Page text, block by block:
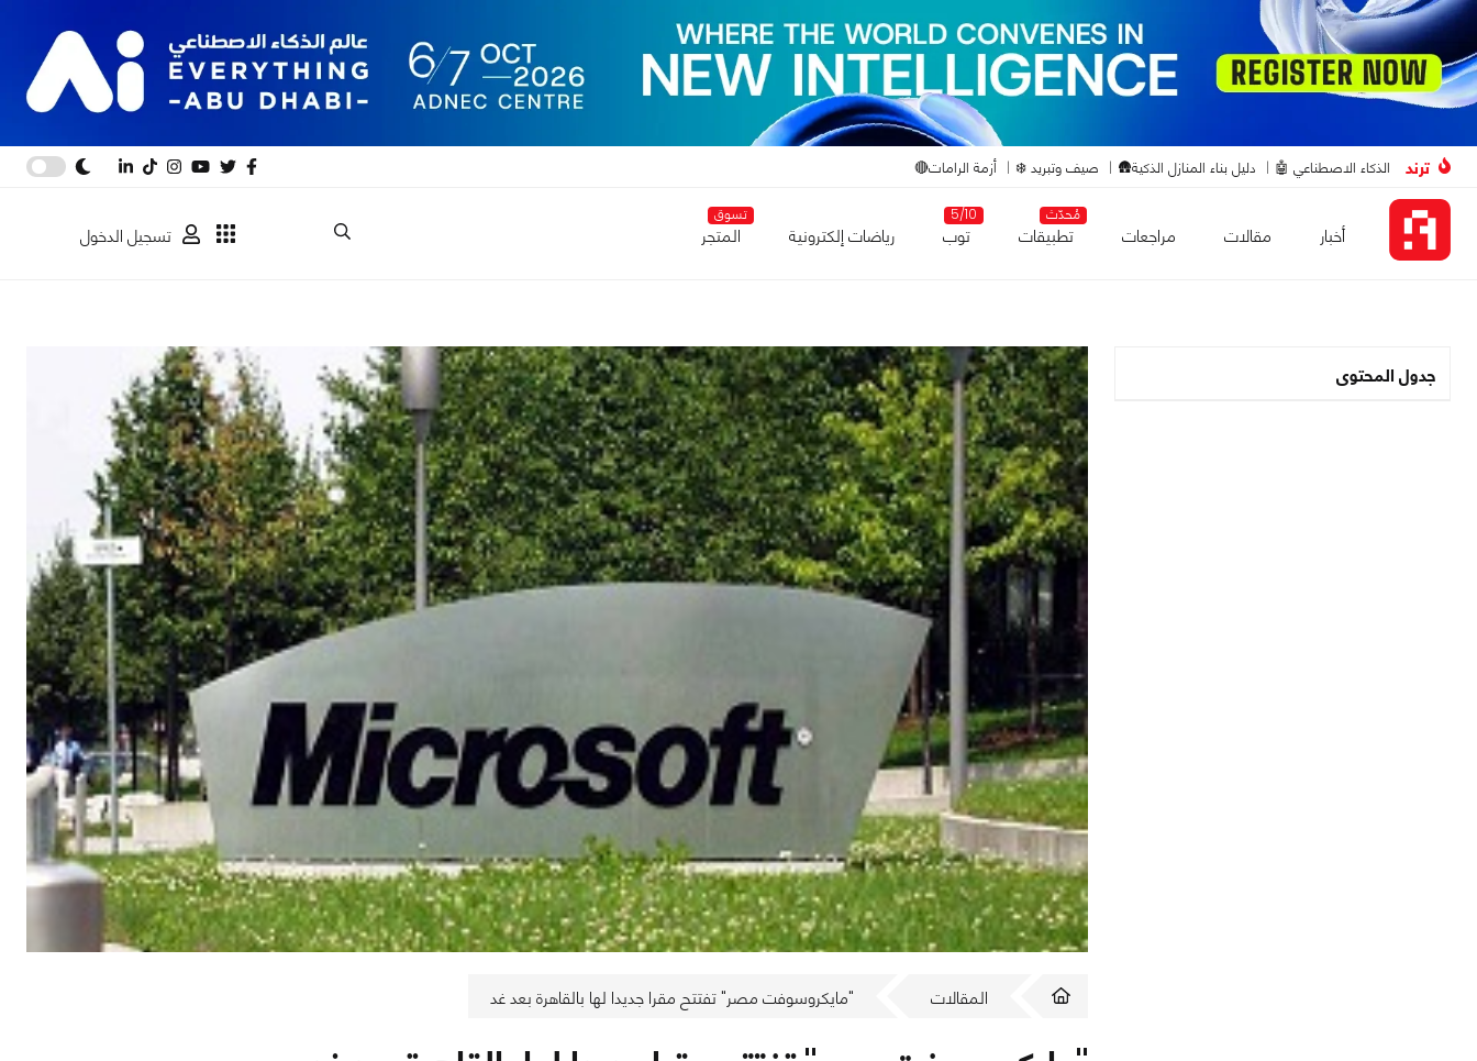
ترند الذكاء الاصطناعي 🤖 دليل بناء المنازل الذكية🛖 صيف وتبريد ❄️ أزمة الرامات🔴
أخبار مقالات مراجعات
مُحدّث
تطبيقات
5/10
توب رياضات إلكترونية
تسوق
المتجر تسجيل الدخول
جدول المحتوى
المقالات